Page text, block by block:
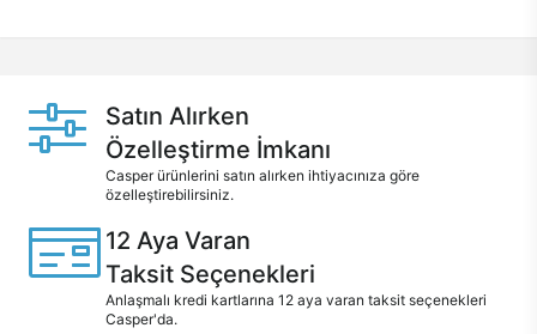
Satın Alırken
Özelleştirme İmkanı
Casper ürünlerini satın alırken ihtiyacınıza göre
özelleştirebilirsiniz.
12 Aya Varan
Taksit Seçenekleri
Anlaşmalı kredi kartlarına 12 aya varan taksit seçenekleri
Casper'da.